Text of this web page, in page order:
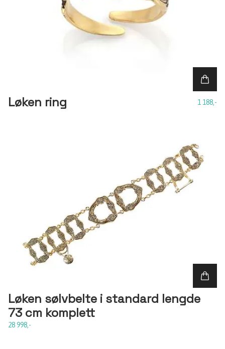
Løken ring 1 188,-
Løken sølvbelte i standard lengde
73 cm komplett
28 998,-